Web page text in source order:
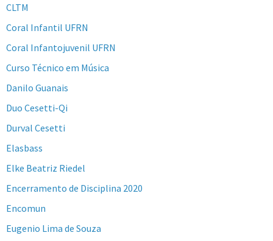
CLTM
Coral Infantil UFRN
Coral Infantojuvenil UFRN
Curso Técnico em Música
Danilo Guanais
Duo Cesetti-Qi
Durval Cesetti
Elasbass
Elke Beatriz Riedel
Encerramento de Disciplina 2020
Encomun
Eugenio Lima de Souza